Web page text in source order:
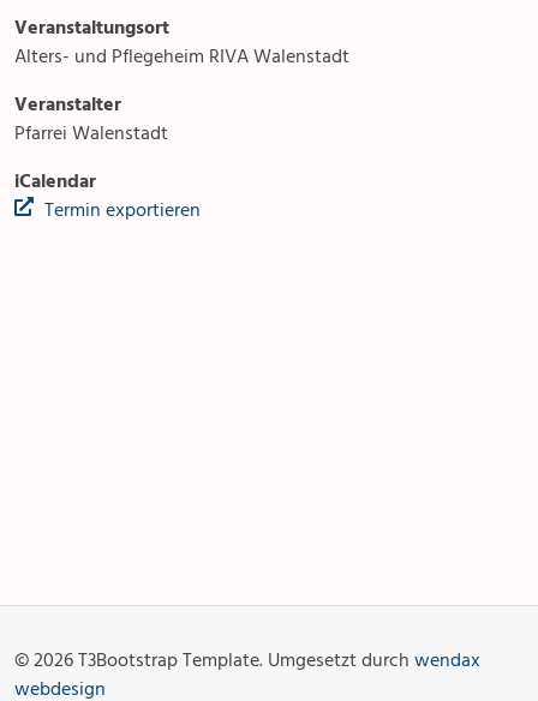
Veranstaltungsort
Alters- und Pflegeheim RIVA Walenstadt
Veranstalter
Pfarrei Walenstadt
iCalendar
Termin exportieren
© 2026 T3Bootstrap Template. Umgesetzt durch wendax
webdesign
Links
Stellenangebot
Angebot & Sakramente
Aktuelles
Fotogalerie
Links